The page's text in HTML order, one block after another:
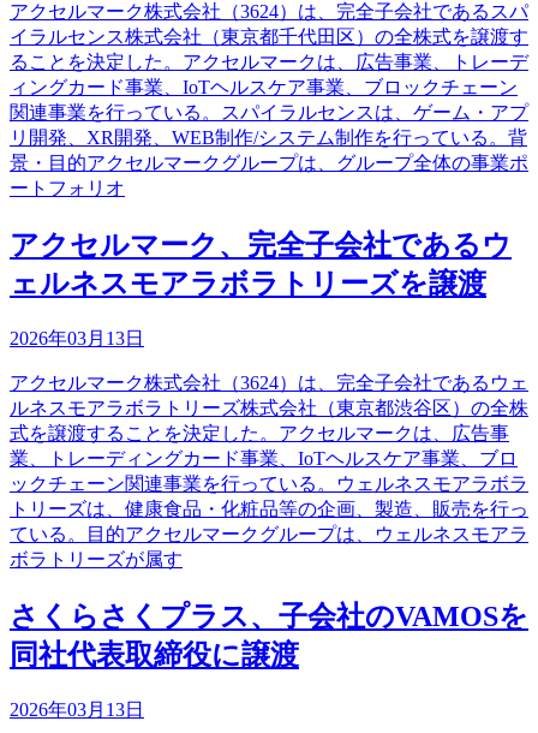
アクセルマーク株式会社（3624）は、完全子会社であるスパ
イラルセンス株式会社（東京都千代田区）の全株式を譲渡す
ることを決定した。アクセルマークは、広告事業、トレーデ
ィングカード事業、IoTヘルスケア事業、ブロックチェーン
関連事業を行っている。スパイラルセンスは、ゲーム・アプ
リ開発、XR開発、WEB制作/システム制作を行っている。背
景・目的アクセルマークグループは、グループ全体の事業ポ
ートフォリオ
アクセルマーク、完全子会社であるウ
ェルネスモアラボラトリーズを譲渡
2026年03月13日
アクセルマーク株式会社（3624）は、完全子会社であるウェ
ルネスモアラボラトリーズ株式会社（東京都渋谷区）の全株
式を譲渡することを決定した。アクセルマークは、広告事
業、トレーディングカード事業、IoTヘルスケア事業、ブロ
ックチェーン関連事業を行っている。ウェルネスモアラボラ
トリーズは、健康食品・化粧品等の企画、製造、販売を行っ
ている。目的アクセルマークグループは、ウェルネスモアラ
ボラトリーズが属す
さくらさくプラス、子会社のVAMOSを
同社代表取締役に譲渡
2026年03月13日